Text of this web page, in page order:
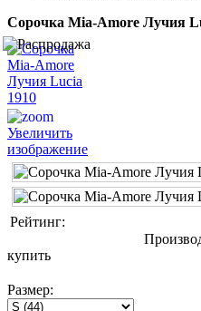
Сорочка Mia-Amore Лучия
Увеличить
изображение
Рейтинг:
купить
Размер: